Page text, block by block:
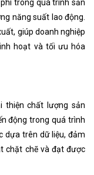
trong quá trình sản
năng suất lao động.
giúp doanh nghiệp
hoạt và tối ưu hóa
thiện chất lượng sản
động trong quá trình
dựa trên dữ liệu, đảm
chặt chẽ và đạt được